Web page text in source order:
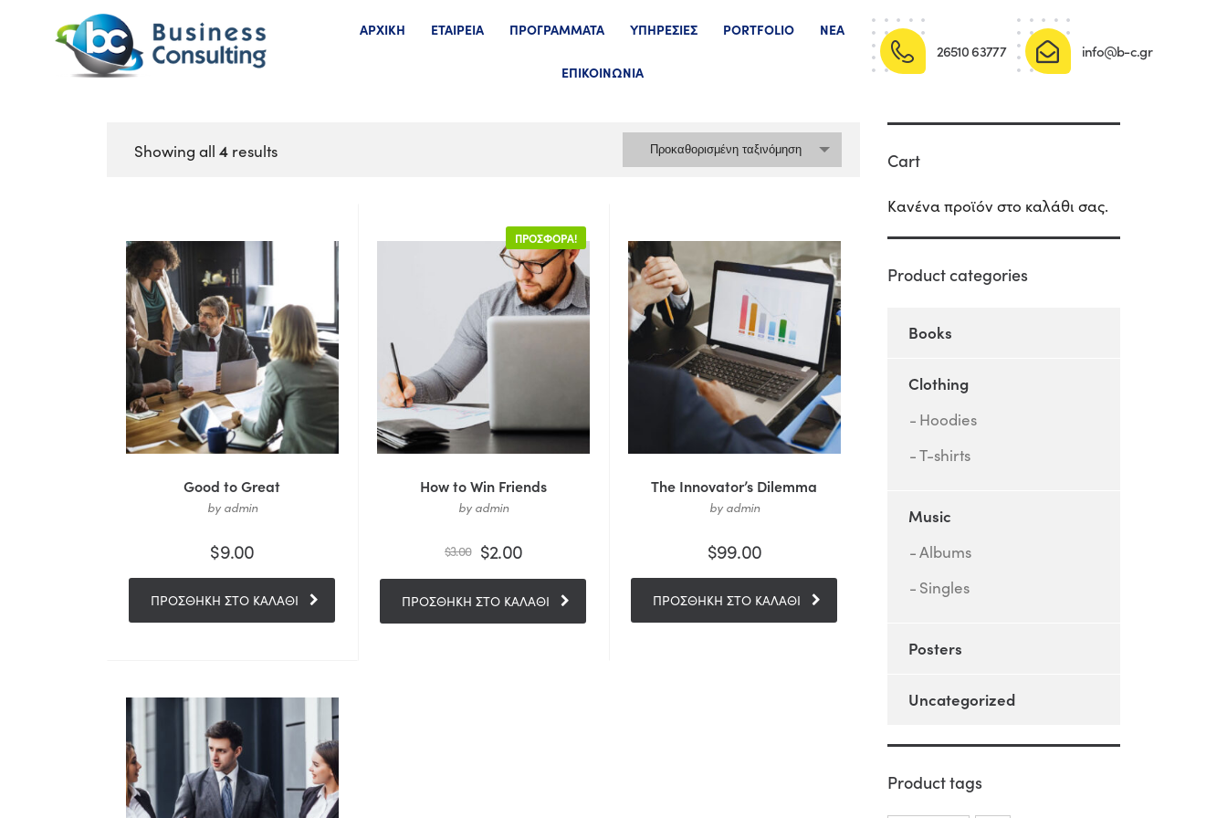
ΑΡΧΙΚΗ ΕΤΑΙΡΕΙΑ ΠΡΟΓΡΑΜΜΑΤΑ ΥΠΗΡΕΣΙΕΣ PORTFOLIO ΝΈΑ
ΕΠΙΚΟΙΝΩΝΙΑ
26510 63777 info@b-c.gr
Showing all 4 results Προκαθορισμένη ταξινόμηση
Good to Great
by admin
$9.00
ΠΡΟΣΘΉΚΗ ΣΤΟ ΚΑΛΆΘΙ
ΠΡΟΣΦΟΡΆ!
How to Win Friends
by admin
$3.00 $2.00
ΠΡΟΣΘΉΚΗ ΣΤΟ ΚΑΛΆΘΙ
The Innovator’s Dilemma
by admin
$99.00
ΠΡΟΣΘΉΚΗ ΣΤΟ ΚΑΛΆΘΙ
Cart
Κανένα προϊόν στο καλάθι σας.
Product categories
Books
Clothing
Hoodies
T-shirts
Music
Albums
Singles
Posters
Uncategorized
Product tags